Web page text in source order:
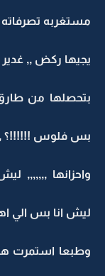
مستغربه تصرفاته
يجيها ركض ,,
بتحصلها من
بس فلوس !!!!!!؟
واحزانها ,,,,,,,
ليش انا بس الي
وطبعا استمرت